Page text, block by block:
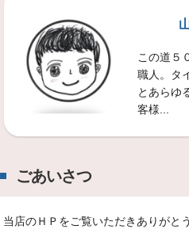
2024年9月20日
スタッフ日記
2024年9月19日
トヨタ ルー
この道５
職人。タ
とあらゆ
客様...
ごあいさつ
当店のＨＰをご覧いただきありがと